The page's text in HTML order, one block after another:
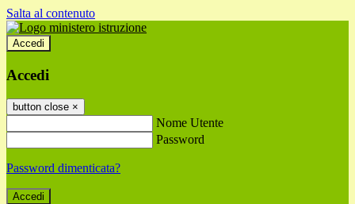
Salta al contenuto
Accedi
Accedi
button close ×
Nome Utente
Password
Password dimenticata?